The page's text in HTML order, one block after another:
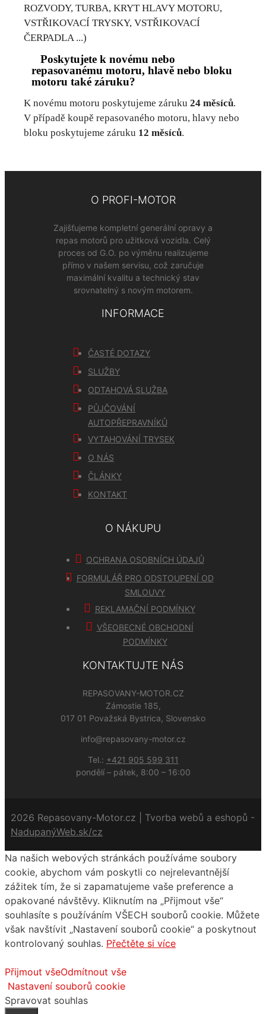
ROZVODY, TURBA, KRYT HLAVY MOTORU,
VSTŘIKOVACÍ TRYSKY, VSTŘIKOVACÍ
ČERPADLA ...)
Poskytujete k novému nebo
repasovanému motoru, hlavě nebo bloku
motoru také záruku?
K novému motoru poskytujeme záruku 24 měsíců.
V případě koupě repasovaného motoru, hlavy nebo
bloku poskytujeme záruku 12 měsíců.
O PROFI-MOTOR
Zajišťujeme kompletní generální opravy a
repas motorů pro užitková vozidla. Celý
proces od G.O. po výměnu realizujeme
přímo v našem servisu, což zaručuje
maximální kvalitu a technický stav
srovnatelný s novým motorem.
INFORMACE
ČASTÉ DOTAZY
SLUŽBY
ODTAHOVÁ SLUŽBA
PŮJČOVÁNÍ
AUTOPŘEPRAVNÍKŮ
VYTAHOVÁNÍ TRYSEK
O NÁS
ČLÁNKY
KONTAKT
O NÁKUPU
OCHRANA OSOBNÍCH ÚDAJŮ
FORMULÁŘ PRO ODSTOUPENÍ OD
SMLOUVY
REKLAMAČNÍ PODMÍNKY
VŠEOBECNÉ OBCHODNÍ
PODMÍNKY
KONTAKTUJTE NÁS
REPASOVANY-MOTOR.CZ
Zámostie 185,
017 01 Považská Bystrica, Slovensko
info@repasovany-motor.cz
Tel.: +421 905 599 311
pondělí – pátek, 8:00 – 16:00
2026 Repasovany-Motor.cz | Tvorba webů a eshopů -
NadupanýWeb.sk/cz
Na našich webových stránkách používáme soubory
cookie, abychom vám poskytli co nejrelevantnější
zážitek tím, že si zapamatujeme vaše preference a
opakované návštěvy. Kliknutím na „Přijmout vše“
souhlasíte s používáním VŠECH souborů cookie. Můžete
však navštívit „Nastavení souborů cookie“ a poskytnout
kontrolovaný souhlas. Přečtěte si více
Přijmout všeOdmítnout vše
Nastavení souborů cookie
Spravovat souhlas